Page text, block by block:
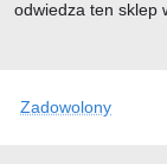
Zadowolony
odwiedza ten sklep